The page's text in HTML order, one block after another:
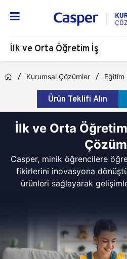
İlk ve Orta Öğretim İş
Kurumsal Çözümler Eğitim
Ürün Teklifi Alın
İlk ve Orta
Casper, minik öğrencilere
fikirlerini inovasyona
ürünleri sağlayarak